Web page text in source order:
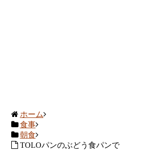
ホーム
食事
朝食
TOLOパンのぶどう食パンで